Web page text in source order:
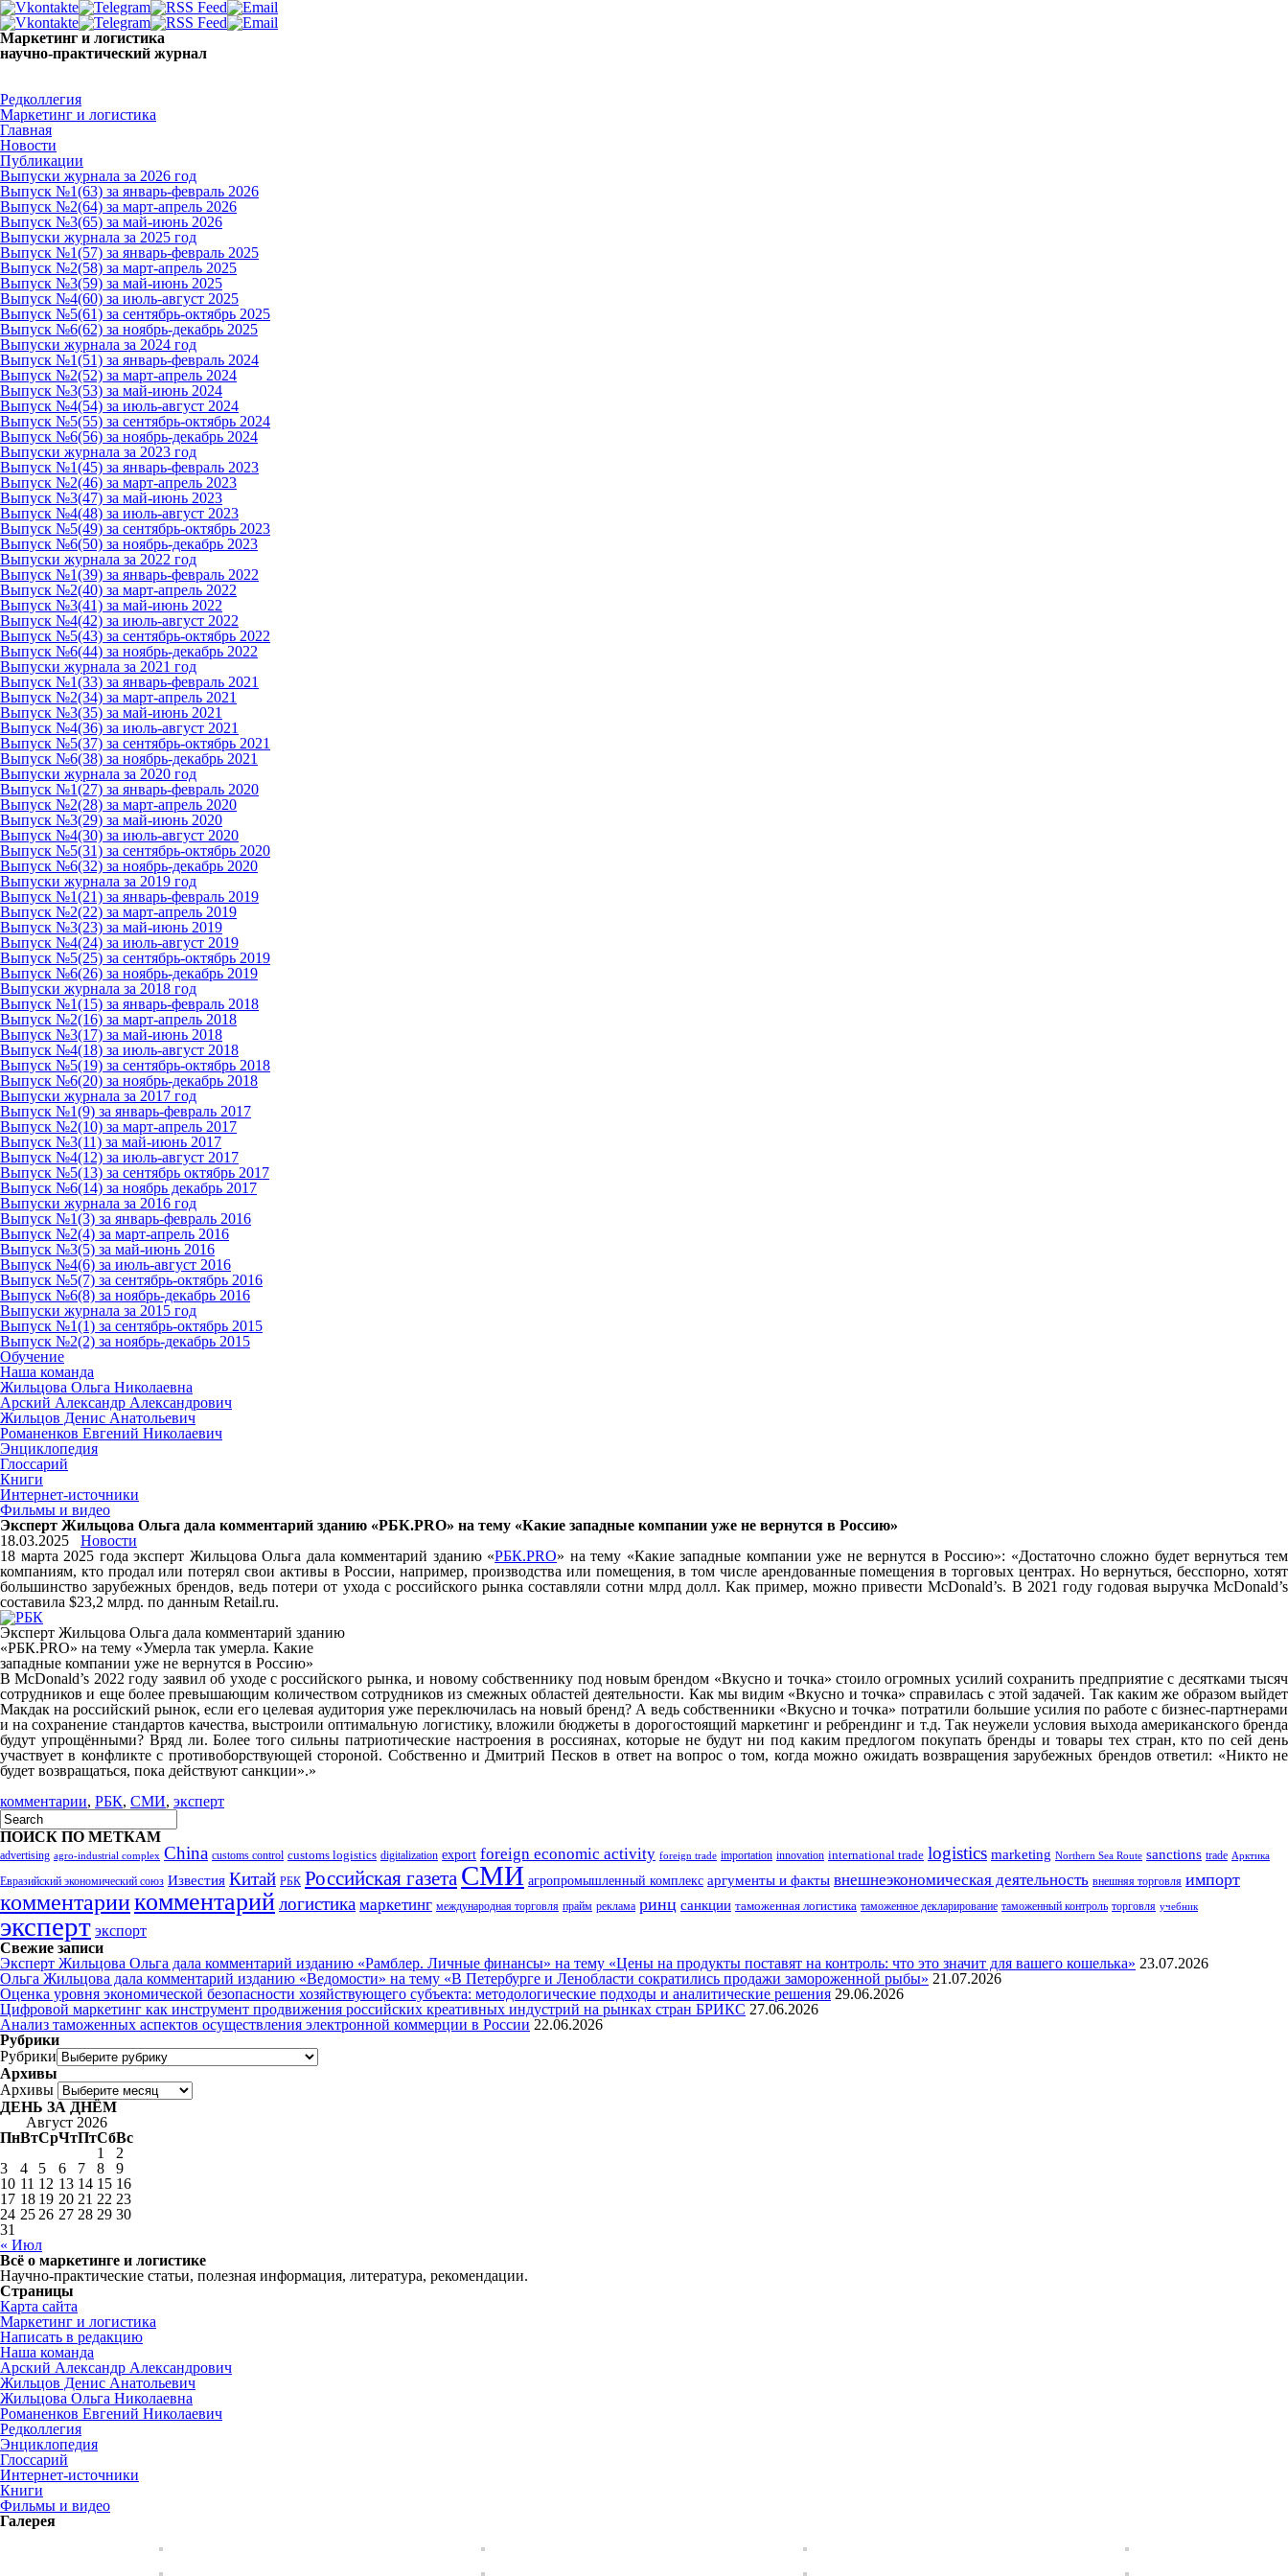
Маркетинг и логистика
научно-практический журнал
Редколлегия
Маркетинг и логистика
Главная
Новости
Публикации
Выпуски журнала за 2026 год
Выпуск №1(63) за январь-февраль 2026
Выпуск №2(64) за март-апрель 2026
Выпуск №3(65) за май-июнь 2026
Выпуски журнала за 2025 год
Выпуск №1(57) за январь-февраль 2025
Выпуск №2(58) за март-апрель 2025
Выпуск №3(59) за май-июнь 2025
Выпуск №4(60) за июль-август 2025
Выпуск №5(61) за сентябрь-октябрь 2025
Выпуск №6(62) за ноябрь-декабрь 2025
Выпуски журнала за 2024 год
Выпуск №1(51) за январь-февраль 2024
Выпуск №2(52) за март-апрель 2024
Выпуск №3(53) за май-июнь 2024
Выпуск №4(54) за июль-август 2024
Выпуск №5(55) за сентябрь-октябрь 2024
Выпуск №6(56) за ноябрь-декабрь 2024
Выпуски журнала за 2023 год
Выпуск №1(45) за январь-февраль 2023
Выпуск №2(46) за март-апрель 2023
Выпуск №3(47) за май-июнь 2023
Выпуск №4(48) за июль-август 2023
Выпуск №5(49) за сентябрь-октябрь 2023
Выпуск №6(50) за ноябрь-декабрь 2023
Выпуски журнала за 2022 год
Выпуск №1(39) за январь-февраль 2022
Выпуск №2(40) за март-апрель 2022
Выпуск №3(41) за май-июнь 2022
Выпуск №4(42) за июль-август 2022
Выпуск №5(43) за сентябрь-октябрь 2022
Выпуск №6(44) за ноябрь-декабрь 2022
Выпуски журнала за 2021 год
Выпуск №1(33) за январь-февраль 2021
Выпуск №2(34) за март-апрель 2021
Выпуск №3(35) за май-июнь 2021
Выпуск №4(36) за июль-август 2021
Выпуск №5(37) за сентябрь-октябрь 2021
Выпуск №6(38) за ноябрь-декабрь 2021
Выпуски журнала за 2020 год
Выпуск №1(27) за январь-февраль 2020
Выпуск №2(28) за март-апрель 2020
Выпуск №3(29) за май-июнь 2020
Выпуск №4(30) за июль-август 2020
Выпуск №5(31) за сентябрь-октябрь 2020
Выпуск №6(32) за ноябрь-декабрь 2020
Выпуски журнала за 2019 год
Выпуск №1(21) за январь-февраль 2019
Выпуск №2(22) за март-апрель 2019
Выпуск №3(23) за май-июнь 2019
Выпуск №4(24) за июль-август 2019
Выпуск №5(25) за сентябрь-октябрь 2019
Выпуск №6(26) за ноябрь-декабрь 2019
Выпуски журнала за 2018 год
Выпуск №1(15) за январь-февраль 2018
Выпуск №2(16) за март-апрель 2018
Выпуск №3(17) за май-июнь 2018
Выпуск №4(18) за июль-август 2018
Выпуск №5(19) за сентябрь-октябрь 2018
Выпуск №6(20) за ноябрь-декабрь 2018
Выпуски журнала за 2017 год
Выпуск №1(9) за январь-февраль 2017
Выпуск №2(10) за март-апрель 2017
Выпуск №3(11) за май-июнь 2017
Выпуск №4(12) за июль-август 2017
Выпуск №5(13) за сентябрь октябрь 2017
Выпуск №6(14) за ноябрь декабрь 2017
Выпуски журнала за 2016 год
Выпуск №1(3) за январь-февраль 2016
Выпуск №2(4) за март-апрель 2016
Выпуск №3(5) за май-июнь 2016
Выпуск №4(6) за июль-август 2016
Выпуск №5(7) за сентябрь-октябрь 2016
Выпуск №6(8) за ноябрь-декабрь 2016
Выпуски журнала за 2015 год
Выпуск №1(1) за сентябрь-октябрь 2015
Выпуск №2(2) за ноябрь-декабрь 2015
Обучение
Наша команда
Жильцова Ольга Николаевна
Арский Александр Александрович
Жильцов Денис Анатольевич
Романенков Евгений Николаевич
Энциклопедия
Глоссарий
Книги
Интернет-источники
Фильмы и видео
Эксперт Жильцова Ольга дала комментарий зданию «РБК.PRO» на тему «Какие западные компании уже не вернутся в Россию»
18.03.2025
Новости
18 марта 2025 года эксперт Жильцова Ольга дала комментарий зданию «РБК.PRO» на тему «Какие западные компании уже не вернутся в Россию»: «Достаточно сложно будет вернуться тем
компаниям, кто продал или потерял свои активы в России, например, производства или помещения, в том числе арендованные помещения в торговых центрах. Но вернуться, бесспорно, хотят
большинство зарубежных брендов, ведь потери от ухода с российского рынка составляли сотни млрд долл. Как пример, можно привести McDonald’s. В 2021 году годовая выручка McDonald’s
составила $23,2 млрд. по данным Retail.ru.
Эксперт Жильцова Ольга дала комментарий зданию
«РБК.PRO» на тему «Умерла так умерла. Какие
западные компании уже не вернутся в Россию»
В McDonald’s 2022 году заявил об уходе с российского рынка, и новому собственнику под новым брендом «Вкусно и точка» стоило огромных усилий сохранить предприятие с десятками тысяч
сотрудников и еще более превышающим количеством сотрудников из смежных областей деятельности. Как мы видим «Вкусно и точка» справилась с этой задачей. Так каким же образом выйдет
Макдак на российский рынок, если его целевая аудитория уже переключилась на новый бренд? А ведь собственники «Вкусно и точка» потратили большие усилия по работе с бизнес-партнерами
и на сохранение стандартов качества, выстроили оптимальную логистику, вложили бюджеты в дорогостоящий маркетинг и ребрендинг и т.д. Так неужели условия выхода американского бренда
будут упрощёнными? Вряд ли. Более того сильны патриотические настроения в россиянах, которые не будут ни под каким предлогом покупать бренды и товары тех стран, кто по сей день
участвует в конфликте с противоборствующей стороной. Собственно и Дмитрий Песков в ответ на вопрос о том, когда можно ожидать возвращения зарубежных брендов ответил: «Никто не
будет возвращаться, пока действуют санкции».»
комментарии, РБК, СМИ, эксперт
ПОИСК ПО МЕТКАМ
advertising agro-industrial complex China customs control customs logistics digitalization export foreign economic activity foreign trade importation innovation international trade logistics marketing Northern Sea Route sanctions trade Арктика
Евразийский экономический союз Известия Китай РБК Российская газета СМИ агропромышленный комплекс аргументы и факты внешнеэкономическая деятельность внешняя торговля импорт
комментариикомментарийлогистика маркетинг международная торговля прайм реклама ринц санкции таможенная логистика таможенное декларирование таможенный контроль торговля учебник
эксперт экспорт
Свежие записи
Эксперт Жильцова Ольга дала комментарий изданию «Рамблер. Личные финансы» на тему «Цены на продукты поставят на контроль: что это значит для вашего кошелька» 23.07.2026
Ольга Жильцова дала комментарий изданию «Ведомости» на тему «В Петербурге и Ленобласти сократились продажи замороженной рыбы» 21.07.2026
Оценка уровня экономической безопасности хозяйствующего субъекта: методологические подходы и аналитические решения 29.06.2026
Цифровой маркетинг как инструмент продвижения российских креативных индустрий на рынках стран БРИКС 27.06.2026
Анализ таможенных аспектов осуществления электронной коммерции в России 22.06.2026
Рубрики
Рубрики
Архивы
Архивы
ДЕНЬ ЗА ДНЁМ
Август 2026
ПнВтСрЧтПтСбВс
1
2
3
4 5 6 7 8
9
10 11 12 13 14 15 16
17 18 19 20 21 22 23
24 25 26 27 28 29 30
31
« Июл
Всё о маркетинге и логистике
Научно-практические статьи, полезная информация, литература, рекомендации.
Страницы
Карта сайта
Маркетинг и логистика
Написать в редакцию
Наша команда
Арский Александр Александрович
Жильцов Денис Анатольевич
Жильцова Ольга Николаевна
Романенков Евгений Николаевич
Редколлегия
Энциклопедия
Глоссарий
Интернет-источники
Книги
Фильмы и видео
Галерея